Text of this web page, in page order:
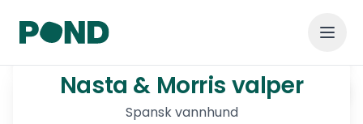
1/5
Visa alla
Nasta & Morris valper
Nasta & Morris valper
Spansk vannhund